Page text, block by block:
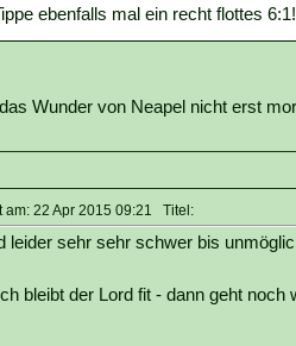
ebenfalls mal ein recht flottes 6:1!
Wunder von Neapel nicht erst
am: 22 Apr 2015 09:21 Titel:
leider sehr sehr schwer bis
bleibt der Lord fit - dann geht noch